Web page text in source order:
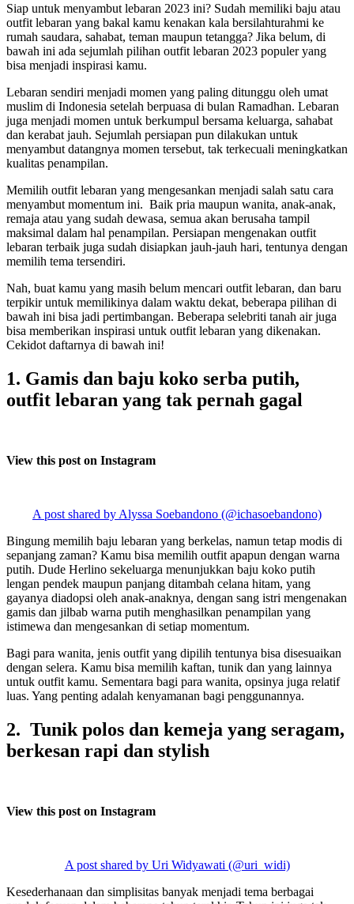
Siap untuk menyambut lebaran 2023 ini? Sudah memiliki baju atau
outfit lebaran yang bakal kamu kenakan kala bersilahturahmi ke
rumah saudara, sahabat, teman maupun tetangga? Jika belum, di
bawah ini ada sejumlah pilihan outfit lebaran 2023 populer yang
bisa menjadi inspirasi kamu.
Lebaran sendiri menjadi momen yang paling ditunggu oleh umat
muslim di Indonesia setelah berpuasa di bulan Ramadhan. Lebaran
juga menjadi momen untuk berkumpul bersama keluarga, sahabat
dan kerabat jauh. Sejumlah persiapan pun dilakukan untuk
menyambut datangnya momen tersebut, tak terkecuali meningkatkan
kualitas penampilan.
Memilih outfit lebaran yang mengesankan menjadi salah satu cara
menyambut momentum ini. Baik pria maupun wanita, anak-anak,
remaja atau yang sudah dewasa, semua akan berusaha tampil
maksimal dalam hal penampilan. Persiapan mengenakan outfit
lebaran terbaik juga sudah disiapkan jauh-jauh hari, tentunya dengan
memilih tema tersendiri.
Nah, buat kamu yang masih belum mencari outfit lebaran, dan baru
terpikir untuk memilikinya dalam waktu dekat, beberapa pilihan di
bawah ini bisa jadi pertimbangan. Beberapa selebriti tanah air juga
bisa memberikan inspirasi untuk outfit lebaran yang dikenakan.
Cekidot daftarnya di bawah ini!
1. Gamis dan baju koko serba putih,
outfit lebaran yang tak pernah gagal
View this post on Instagram
A post shared by Alyssa Soebandono (@ichasoebandono)
Bingung memilih baju lebaran yang berkelas, namun tetap modis di
sepanjang zaman? Kamu bisa memilih outfit apapun dengan warna
putih. Dude Herlino sekeluarga menunjukkan baju koko putih
lengan pendek maupun panjang ditambah celana hitam, yang
gayanya diadopsi oleh anak-anaknya, dengan sang istri mengenakan
gamis dan jilbab warna putih menghasilkan penampilan yang
istimewa dan mengesankan di setiap momentum.
Bagi para wanita, jenis outfit yang dipilih tentunya bisa disesuaikan
dengan selera. Kamu bisa memilih kaftan, tunik dan yang lainnya
untuk outfit kamu. Sementara bagi para wanita, opsinya juga relatif
luas. Yang penting adalah kenyamanan bagi penggunannya.
2. Tunik polos dan kemeja yang seragam,
berkesan rapi dan stylish
View this post on Instagram
A post shared by Uri Widyawati (@uri_widi)
Kesederhanaan dan simplisitas banyak menjadi tema berbagai